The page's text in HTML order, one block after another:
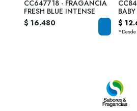
CC647718 - FRAGANCIA
FRESH BLUE INTENSE
$ 16.480
$
*Desde